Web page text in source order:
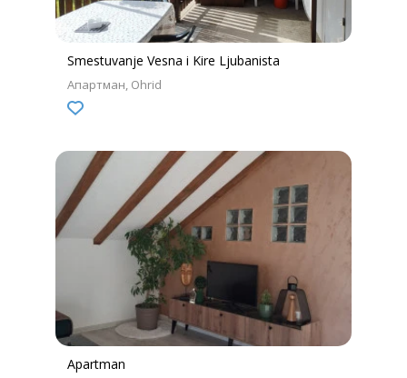
Smestuvanje Vesna i Kire Ljubanista
Апартман Ohrid
Apartman